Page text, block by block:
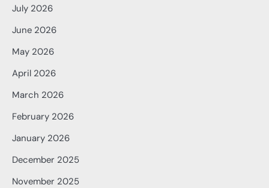
July 2026
June 2026
May 2026
April 2026
March 2026
February 2026
January 2026
December 2025
November 2025